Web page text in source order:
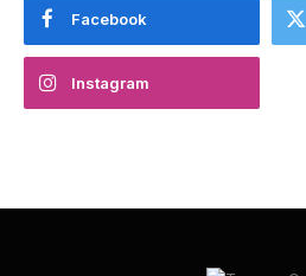
Facebook
Instagram